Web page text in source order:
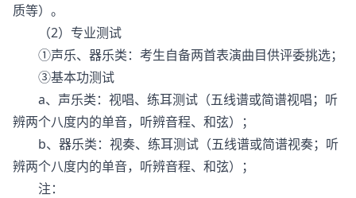
质等）。
（2）专业测试
①声乐、器乐类：考生自备两首表演曲目供评委挑选；
③基本功测试
a、声乐类：视唱、练耳测试（五线谱或简谱视唱；听
辨两个八度内的单音，听辨音程、和弦）；
b、器乐类：视奏、练耳测试（五线谱或简谱视奏；听
辨两个八度内的单音，听辨音程、和弦）；
注：